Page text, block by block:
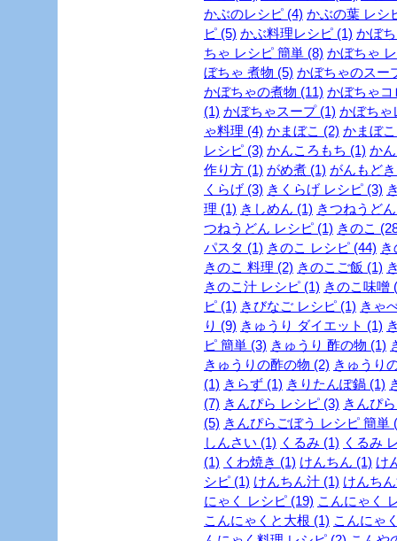
かぶのレシピ (4) かぶの葉 レシ
ピ (5) かぶ料理レシピ (1) かぼ
ちゃ レシピ 簡単 (8) かぼちゃ
ぼちゃ 煮物 (5) かぼちゃのスー
かぼちゃの煮物 (11) かぼちゃ
(1) かぼちゃスープ (1) かぼちゃ
ゃ料理 (4) かまぼこ (2) かまぼ
レシピ (3) かんころもち (1) か
作り方 (1) がめ煮 (1) がんもど
くらげ (3) きくらげ レシピ (3)
理 (1) きしめん (1) きつねうど
つねうどん レシピ (1) きのこ
パスタ (1) きのこ レシピ (44)
きのこ 料理 (2) きのこご飯 (1)
きのこ汁 レシピ (1) きのこ味噌
ピ (1) きびなご レシピ (1) きゃ
り (9) きゅうり ダイエット (1)
ピ 簡単 (3) きゅうり 酢の物 (1)
きゅうりの酢の物 (2) きゅうり
(1) きらず (1) きりたんぽ鍋 (1)
(7) きんぴら レシピ (3) きんぴ
(5) きんぴらごぼう レシピ 簡単
しんさい (1) くるみ (1) くるみ
(1) くわ焼き (1) けんちん (1) け
シピ (1) けんちん汁 (1) けんち
にゃく レシピ (19) こんにゃく
こんにゃくと大根 (1) こんにゃ